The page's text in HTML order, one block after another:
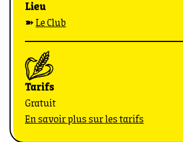
Lieu
➽ Le Club
Tarifs
Gratuit
En savoir plus sur les tarifs